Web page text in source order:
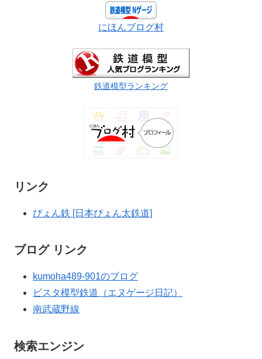
にほんブログ村
鉄道模型ランキング
リンク
ぴょん鉄 [日本ぴょん太鉄道]
ブログ リンク
kumoha489-901のブログ
ビスタ模型鉄道（エヌゲージ日記）
南武蔵野線
検索エンジン